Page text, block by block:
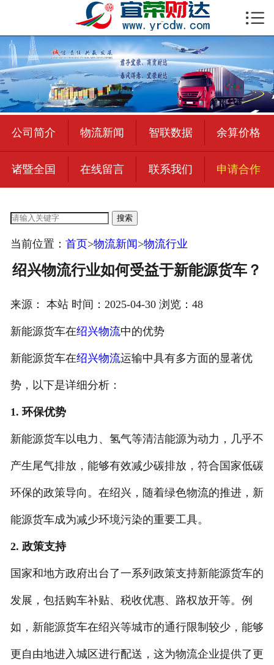
 首页
公司简介
物流新闻
绍兴至全国
合作加盟
宜荣智联
联系我们

公司简介 物流新闻 智联数据 余算价格
诸暨全国 在线留言 联系我们 申请合作
搜索
当前位置： 首页>物流新闻 >物流行业
绍兴物流行业如何受益于新能源货车？
来源： 本站 时间：2025-04-30 浏览：48
新能源货车在绍兴物流中的优势
新能源货车在绍兴物流运输中具有多方面的显著优
势，以下是详细分析：
1. 环保优势
新能源货车以电力、氢气等清洁能源为动力，几乎不
产生尾气排放，能够有效减少碳排放，符合国家低碳
环保的政策导向。在绍兴，随着绿色物流的推进，新
能源货车成为减少环境污染的重要工具。
2. 政策支持
国家和地方政府出台了一系列政策支持新能源货车的
发展，包括购车补贴、税收优惠、路权放开等。例
如，新能源货车在绍兴等城市的通行限制较少，能够
更自由地进入城区进行配送，这为物流企业提供了更